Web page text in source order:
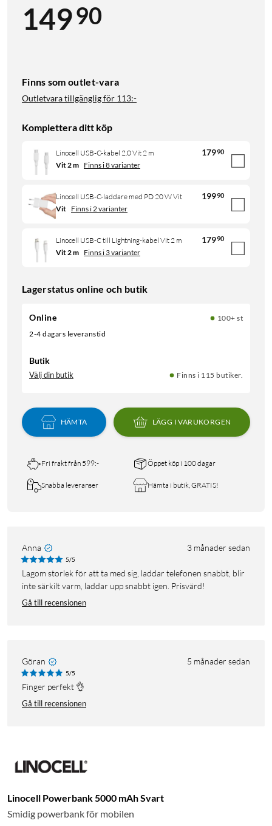
14990
Finns som outlet-vara
Outletvara tillgänglig för 113:-
Komplettera ditt köp
Linocell USB-C-kabel 2.0 Vit 2 m 17990
Vit 2 m Finns i 8 varianter
Linocell USB-C-laddare med PD 20 W Vit 19990
Vit Finns i 2 varianter
Linocell USB-C till Lightning-kabel Vit 2 m 17990
Vit 2 m Finns i 3 varianter
Lagerstatus online och butik
Online
100+ st
2-4 dagars leveranstid
Butik
Välj din butik Finns i 115 butiker.
HÄMTA LÄGG I VARUKORGEN
Fri frakt från 599:- Öppet köp i 100 dagar
Snabba leveranser Hämta i butik, GRATIS!
Anna 3 månader sedan
5/5
Lagom storlek för att ta med sig, laddar telefonen snabbt, blir
inte särkilt varm, laddar upp snabbt igen. Prisvärd!
Gå till recensionen
Göran 5 månader sedan
5/5
Finger perfekt 👌
Gå till recensionen
Linocell Powerbank 5000 mAh Svart
Smidig powerbank för mobilen